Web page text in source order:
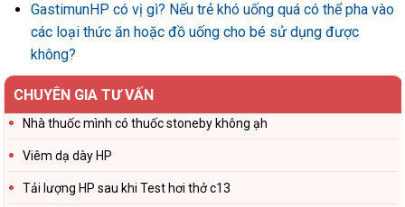
GastimunHP có vị gì? Nếu trẻ khó uống quá có thể pha vào
các loại thức ăn hoặc đồ uống cho bé sử dụng được
không?
CHUYÊN GIA TƯ VẤN
Nhà thuốc mình có thuốc stoneby không ạh
Viêm dạ dày HP
Tải lượng HP sau khi Test hơi thở c13